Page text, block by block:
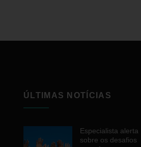
ÚLTIMAS NOTÍCIAS
Especialista alerta
sobre os desafios